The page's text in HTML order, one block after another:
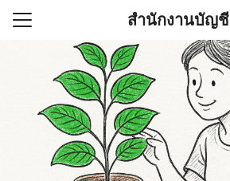
Skip
สำนักงานบัญชี
(ไม่มีชื่อ)
านบัญชี (Accounting
ช่วยสำคัญในการบริหาร